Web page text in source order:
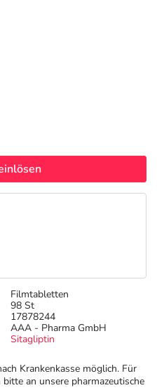
Filmtabletten
98 St
17878244
AAA - Pharma GmbH
Sitagliptin
Krankenkasse möglich. Für
an unsere pharmazeutische